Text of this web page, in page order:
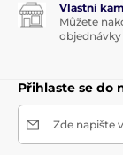
Vlastní
Můžete
Přihlaste se do
Zde napište